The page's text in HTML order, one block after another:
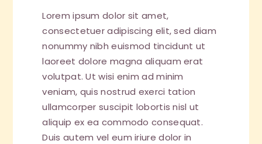
Lorem ipsum dolor sit amet,
consectetuer adipiscing elit, sed diam
nonummy nibh euismod tincidunt ut
laoreet dolore magna aliquam erat
volutpat. Ut wisi enim ad minim
veniam, quis nostrud exerci tation
ullamcorper suscipit lobortis nisl ut
aliquip ex ea commodo consequat.
Duis autem vel eum iriure dolor in